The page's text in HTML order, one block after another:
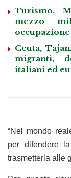
Turismo,
mezzo
occupazione
Ceuta,
migranti,
italiani ed
“Nel mondo
per difendere
trasmetterla alle